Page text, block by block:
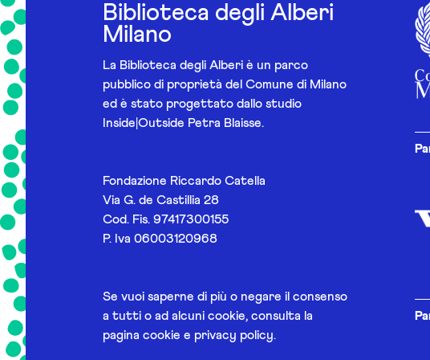
Biblioteca degli Alberi
Milano
La Biblioteca degli Alberi è un parco
pubblico di proprietà del Comune di Milano
ed è stato progettato dallo studio
Inside|Outside Petra Blaisse.
Fondazione Riccardo Catella
Via G. de Castillia 28
Cod. Fis. 97417300155
P. Iva 06003120968
Se vuoi saperne di più o negare il consenso
a tutti o ad alcuni cookie, consulta la
pagina cookie e privacy policy.